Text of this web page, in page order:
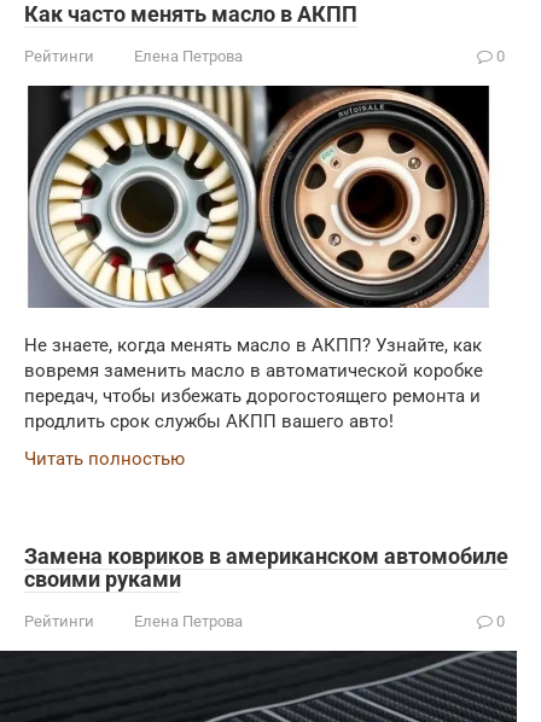
Как часто менять масло в АКПП
Рейтинги Елена Петрова 0
Не знаете, когда менять масло в АКПП? Узнайте, как
вовремя заменить масло в автоматической коробке
передач, чтобы избежать дорогостоящего ремонта и
продлить срок службы АКПП вашего авто!
Читать полностью
Замена ковриков в американском автомобиле
своими руками
Рейтинги Елена Петрова 0